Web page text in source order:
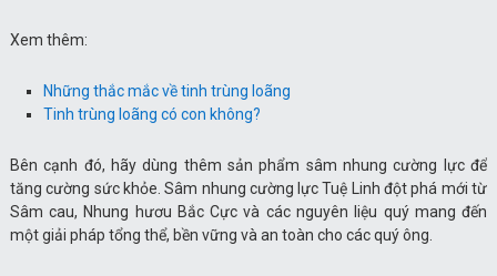
Xem thêm:
Những thắc mắc về tinh trùng loãng
Tinh trùng loãng có con không?
Bên cạnh đó, hãy dùng thêm sản phẩm sâm nhung cường lực để
tăng cường sức khỏe. Sâm nhung cường lực Tuệ Linh đột phá mới từ
Sâm cau, Nhung hươu Bắc Cực và các nguyên liệu quý mang đến
một giải pháp tổng thể, bền vững và an toàn cho các quý ông.